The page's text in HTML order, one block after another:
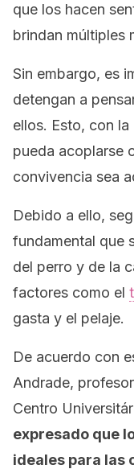
que los hacen
brindan múltiples
Sin embargo, es
detengan a
ellos. Esto, con
pueda acoplarse
convivencia sea
Debido a ello,
fundamental que
del perro y de la
factores como el
gasta y el pelaje.
De acuerdo con
Andrade,
Centro
expresado que
ideales para las